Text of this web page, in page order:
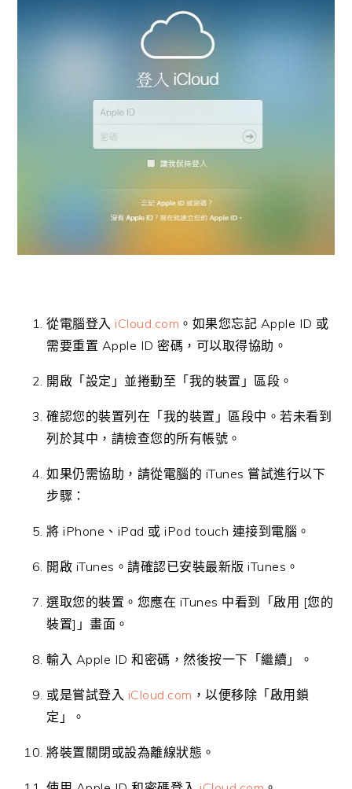
從電腦登入 iCloud.com 。如果您忘記 Apple ID 或
需要重置 Apple ID 密碼，可以取得協助。
開啟「設定」並捲動至「我的裝置」區段。
確認您的裝置列在「我的裝置」區段中。若未看到
列於其中，請檢查您的所有帳號。
如果仍需協助，請從電腦的 iTunes 嘗試進行以下
步驟：
將 iPhone、iPad 或 iPod touch 連接到電腦。
開啟 iTunes。請確認已安裝最新版 iTunes。
選取您的裝置。您應在 iTunes 中看到「啟用 [您的
裝置]」畫面。
輸入 Apple ID 和密碼，然後按一下「繼續」。
或是嘗試登入 iCloud.com ，以便移除「啟用鎖
定」。
將裝置關閉或設為離線狀態。